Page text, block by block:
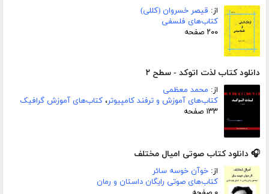
از: قیصر خسروان (کللی)
کتاب‌های فلسفی
۲۰۰ صفحه
دانلود کتاب لذت اتوکد - سطح ۲
از: محمد معظمی
کتاب‌های آموزش و ترفند کامپیوتر، کتاب‌های آموزش گرافیک
۱۳۳ صفحه
🎧 دانلود کتاب صوتی امیال مختلف
از: خوآن خوسه سائر
کتاب‌های صوتی رایگان داستان و رمان